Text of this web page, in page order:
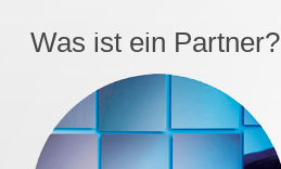
Was ist ein Partner?